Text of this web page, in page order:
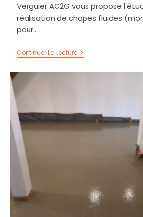
Verguier AC2G vous propose
réalisation de chapes fluides
pour…
Continuer La LectureChape
Liquide